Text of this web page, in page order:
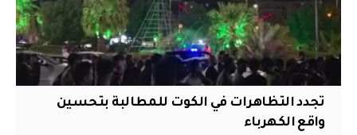
تجدد التظاهرات في الكوت للمطالبة بتحسين
واقع الكهرباء